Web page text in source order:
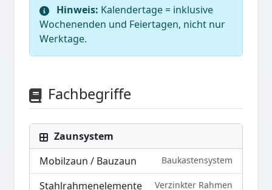
Hinweis: Kalendertage = inklusive
Wochenenden und Feiertagen, nicht nur
Werktage.
Fachbegriffe
Zaunsystem
Mobilzaun / Bauzaun
Baukastensystem
Stahlrahmenelemente Verzinkter Rahmen